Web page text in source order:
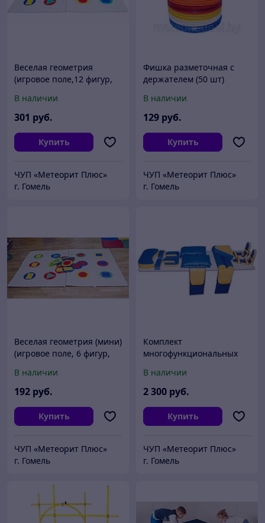
Веселая геометрия
(игровое поле,12 фигур,
В наличии
301 руб.
Купить
ЧУП «Метеорит Плюс»
г. Гомель
Фишка разметочная с
держателем (50 шт)
В наличии
129 руб.
Купить
ЧУП «Метеорит Плюс»
г. Гомель
Веселая геометрия (мини)
(игровое поле, 6 фигур,
В наличии
192 руб.
Купить
ЧУП «Метеорит Плюс»
г. Гомель
Комплект
многофункциональных
валиков «ПОМОЩНИК»
В наличии
2 300 руб.
Купить
ЧУП «Метеорит Плюс»
г. Гомель